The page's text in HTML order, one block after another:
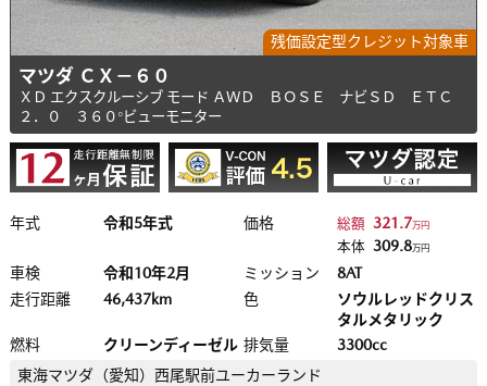
残価設定型クレジット対象車
マツダ ＣＸ－６０
ＸＤ エクスクルーシブ モード ＡＷＤ ＢＯＳＥ ナビＳＤ ＥＴＣ
２．０ ３６０°ビューモニター
年式 令和5年式 価格 総額 321.7万円
本体 309.8万円
車検 令和10年2月 ミッション
8AT
走行距離
46,437km 色
ソウルレッドクリス
タルメタリック
燃料
クリーンディーゼル 排気量
3300cc
東海マツダ（愛知） 西尾駅前ユーカーランド